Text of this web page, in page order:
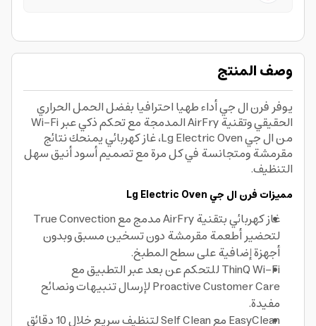
وصف المنتج
يوفر فرن ال جي أداء طهيا احترافيا بفضل الحمل الحراري
الحقيقي وتقنية AirFry المدمجة مع تحكم ذكي عبر Wi-Fi
من ال جي Lg Electric Oven، غاز كهربائي يمنحك نتائج
مقرمشة ومتجانسة في كل مرة مع تصميم أسود أنيق سهل
التنظيف.
مميزات فرن ال جي Lg Electric Oven
غاز كهربائي بتقنية AirFry مدمج مع True Convection
لتحضير أطعمة مقرمشة دون تسخين مسبق وبدون
أجهزة إضافية على سطح المطبخ.
ThinQ Wi-Fi للتحكم عن بعد عبر التطبيق مع
Proactive Customer Care لإرسال تنبيهات ونصائح
مفيدة.
EasyClean مع Self Clean لتنظيف سريع خلال 10 دقائق